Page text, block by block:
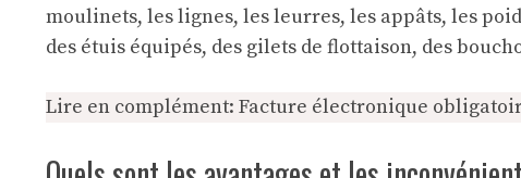
moulinets, les lignes, les leurres, les appâts, les
des étuis équipés, des gilets de flottaison, des
Lire en complément: Facture électronique